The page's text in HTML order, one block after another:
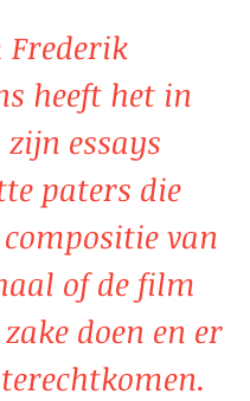
heeft het in
zijn essays
paters die
van
of de film
doen en er